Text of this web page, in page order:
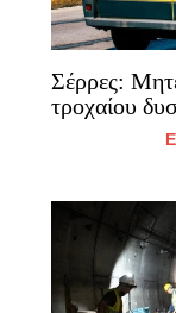
Σέρρες:
τροχαίου